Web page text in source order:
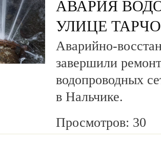
АВАРИЯ
УЛИЦЕ
Аварийно-
завершили
водопроводных
в Нальчике.
Просмотров: 30